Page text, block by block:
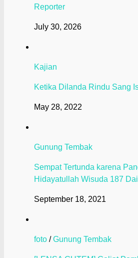
Reporter
July 30, 2026
Kajian
Ketika Dilanda Rindu Sang
May 28, 2022
Gunung Tembak
Sempat Tertunda karena
Hidayatullah Wisuda 187
September 18, 2021
foto /Gunung Tembak